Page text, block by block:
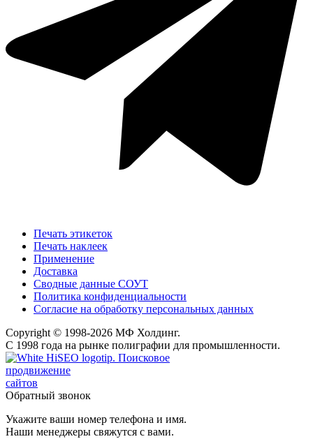
Печать этикеток
Печать наклеек
Применение
Доставка
Сводные данные СОУТ
Политика конфиденциальности
Согласие на обработку персональных данных
Copyright © 1998-2026 МФ Холдинг.
С 1998 года на рынке полиграфии для промышленности.
Поисковое
продвижение
сайтов
Обратный звонок
Укажите ваши номер телефона и имя.
Наши менеджеры свяжутся с вами.